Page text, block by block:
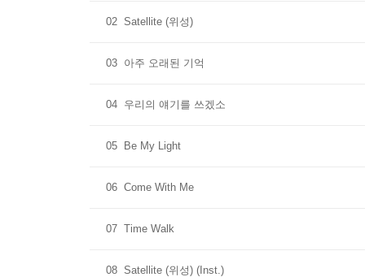
02 Satellite (위성)
03 아주 오래된 기억
04 우리의 얘기를 쓰겠소
05 Be My Light
06 Come With Me
07 Time Walk
08 Satellite (위성) (Inst.)